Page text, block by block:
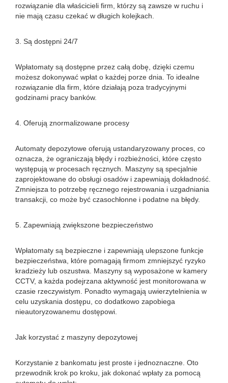
rozwiązanie dla właścicieli firm, którzy są zawsze w ruchu i
nie mają czasu czekać w długich kolejkach.
3. Są dostępni 24/7
Wpłatomaty są dostępne przez całą dobę, dzięki czemu
możesz dokonywać wpłat o każdej porze dnia. To idealne
rozwiązanie dla firm, które działają poza tradycyjnymi
godzinami pracy banków.
4. Oferują znormalizowane procesy
Automaty depozytowe oferują ustandaryzowany proces, co
oznacza, że ​​ograniczają błędy i rozbieżności, które często
występują w procesach ręcznych. Maszyny są specjalnie
zaprojektowane do obsługi osadów i zapewniają dokładność.
Zmniejsza to potrzebę ręcznego rejestrowania i uzgadniania
transakcji, co może być czasochłonne i podatne na błędy.
5. Zapewniają zwiększone bezpieczeństwo
Wpłatomaty są bezpieczne i zapewniają ulepszone funkcje
bezpieczeństwa, które pomagają firmom zmniejszyć ryzyko
kradzieży lub oszustwa. Maszyny są wyposażone w kamery
CCTV, a każda podejrzana aktywność jest monitorowana w
czasie rzeczywistym. Ponadto wymagają uwierzytelnienia w
celu uzyskania dostępu, co dodatkowo zapobiega
nieautoryzowanemu dostępowi.
Jak korzystać z maszyny depozytowej
Korzystanie z bankomatu jest proste i jednoznaczne. Oto
przewodnik krok po kroku, jak dokonać wpłaty za pomocą